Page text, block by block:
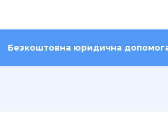
Безкоштовна юридична